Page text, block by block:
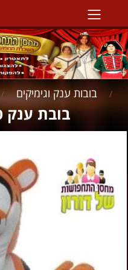
/ בובות ענק וגימיקים /
בובת ענק